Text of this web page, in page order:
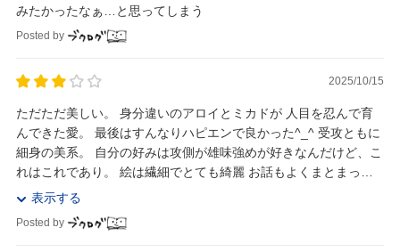
みたかったなぁ…と思ってしまう
Posted by
2025/10/15
ただただ美しい。 身分違いのアロイとミカドが 人目を忍んで育
んできた愛。 最後はすんなりハピエンで良かった^_^ 受攻ともに
細身の美系。 自分の好みは攻側が雄味強めが好きなんだけど、こ
れはこれであり。 絵は繊細でとても綺麗 お話もよくまとまって
いて分かりやすい。 良くも悪くも...
表示する
Posted by